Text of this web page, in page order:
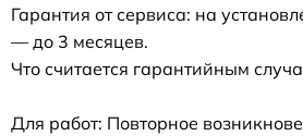
Гарантия от сервиса: на
— до 3 месяцев.
Что считается гарантийным
Для работ: Повторное